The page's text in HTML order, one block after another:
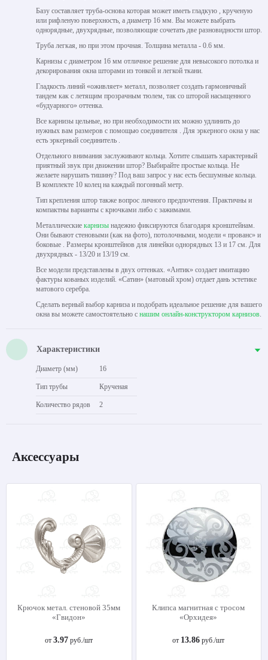
Базу составляет труба-основа которая может иметь гладкую , крученую
или рифленую поверхность, а диаметр 16 мм. Вы можете выбрать
однорядные, двухрядные, позволяющие сочетать две разновидности штор.
Труба легкая, но при этом прочная. Толщина металла - 0.6 мм.
Карнизы с диаметром 16 мм отличное решение для невысокого потолка и
декорирования окна шторами из тонкой и легкой ткани.
Гладкость линий «оживляет» металл, позволяет создать гармоничный
тандем как с летящим прозрачным тюлем, так со шторой насыщенного
«будуарного» оттенка.
Все карнизы цельные, но при необходимости их можно удлинить до
нужных вам размеров с помощью соединителя . Для эркерного окна у нас
есть эркерный соединитель .
Отдельного внимания заслуживают кольца. Хотите слышать характерный
приятный звук при движении штор? Выбирайте простые кольца. Не
желаете нарушать тишину? Под ваш запрос у нас есть бесшумные кольца.
В комплекте 10 колец на каждый погонный метр.
Тип крепления штор также вопрос личного предпочтения. Практичны и
компактны варианты с крючками либо с зажимами.
Металлические карнизы надежно фиксируются благодаря кронштейнам.
Они бывают стеновыми (как на фото), потолочными, модели « прованс» и
боковые . Размеры кронштейнов для линейки однорядных 13 и 17 см. Для
двухрядных - 13/20 и 13/19 см.
Все модели представлены в двух оттенках. «Антик» создает имитацию
фактуры кованых изделий. «Сатин» (матовый хром) отдает дань эстетике
матового серебра.
Сделать верный выбор карниза и подобрать идеальное решение для вашего
окна вы можете самостоятельно с нашим онлайн-конструктором карнизов.
Характеристики
Диаметр (мм) 16
Тип трубы Крученая
Количество рядов 2
Аксессуары
Крючок метал. стеновой 35мм
«Гвидон»
от3.97 руб./шт
Клипса магнитная с тросом
«Орхидея»
от 13.86 руб./шт